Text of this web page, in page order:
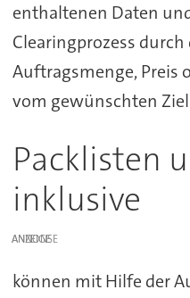
enthaltenen Daten
Clearingprozess
Auftragsmenge, Preis
vom gewünschten
Packlisten
inklusive
ANZEIGE
können mit Hilfe der